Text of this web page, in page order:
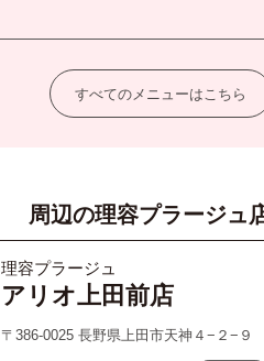
すべてのメニューはこちら
周辺の理容プラージュ
理容プラージュ
アリオ上田前店
〒386-0025 長野県上田市天神４−２−９